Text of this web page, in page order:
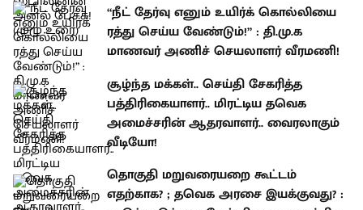
“நீட் தேர்வு எனும் உயிர்க் கொல்லியை
ரத்து செய்ய வேண்டும்!” : தி.மு.க
மாணவர் அணிச் செயலாளர் வீரமணி!
சூழ்ந்த மக்கள்.. செய்தி சேகரித்த
பத்திரிகையாளர்.. மிரட்டிய தவெக
அமைச்சரின் ஆதரவாளர்.. வைரலாகும்
வீடியோ!
தொகுதி மறுவரையறை கூட்டம்
எதற்காக? ; தவெக அரசை இயக்குவது? :